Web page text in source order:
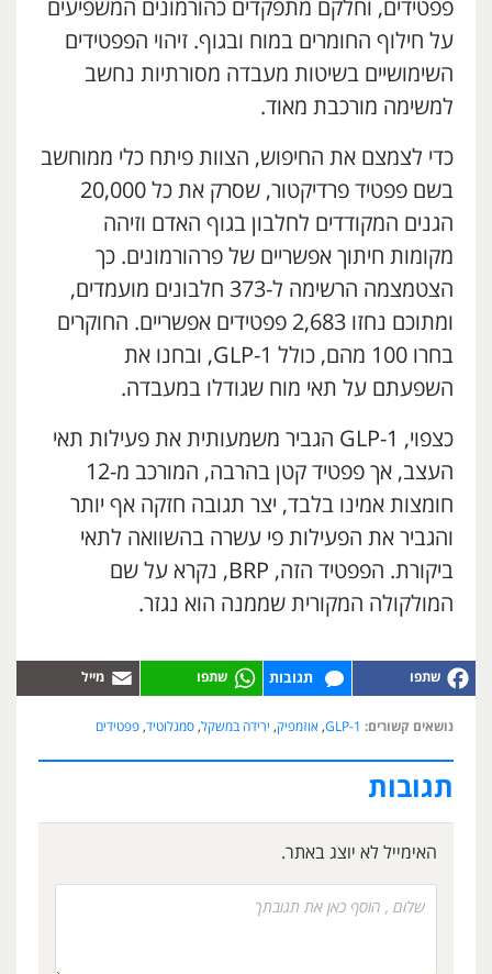
פפטידים, וחלקם מתפקדים כהורמונים המשפיעים
על חילוף החומרים במוח ובגוף. זיהוי הפפטידים
השימושיים בשיטות מעבדה מסורתיות נחשב
למשימה מורכבת מאוד.
כדי לצמצם את החיפוש, הצוות פיתח כלי ממוחשב
בשם פפטיד פרדיקטור, שסרק את כל 20,000
הגנים המקודדים לחלבון בגוף האדם וזיהה
מקומות חיתוך אפשריים של פרהורמונים. כך
הצטמצמה הרשימה ל-373 חלבונים מועמדים,
ומתוכם נחזו 2,683 פפטידים אפשריים. החוקרים
בחרו 100 מהם, כולל GLP-1, ובחנו את
השפעתם על תאי מוח שגודלו במעבדה.
כצפוי, GLP-1 הגביר משמעותית את פעילות תאי
העצב, אך פפטיד קטן בהרבה, המורכב מ-12
חומצות אמינו בלבד, יצר תגובה חזקה אף יותר
והגביר את הפעילות פי עשרה בהשוואה לתאי
ביקורת. הפפטיד הזה, BRP, נקרא על שם
המולקולה המקורית שממנה הוא נגזר.
תגובות
נושאים קשורים: GLP-1
, אוזמפיק, ירידה במשקל, סמגלוטיד, פפטידים
תגובות
האימייל לא יוצג באתר.